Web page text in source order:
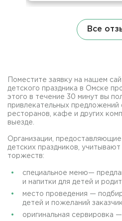
Все
Поместите заявку на нашем
детского праздника в Омске
этого в течение 30 минут вы
привлекательных
ресторанов, кафе и других
выезде.
Организации, предоставляющие
детских праздников,
торжеств:
специальное меню—
и напитки для детей и
место проведения —
детей и пожеланий
оригинальная сервировка —